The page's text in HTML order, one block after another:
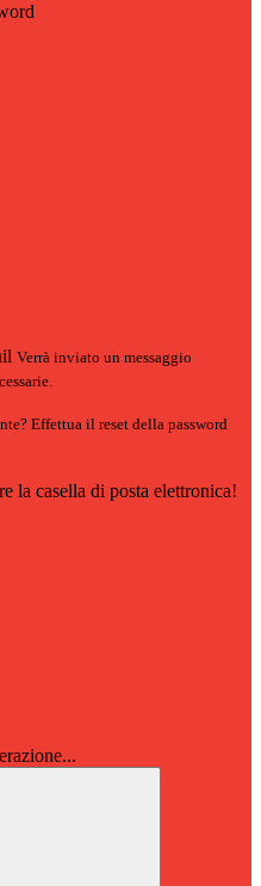
Verrà inviato un messaggio
Effettua il reset della password
la casella di posta elettronica!